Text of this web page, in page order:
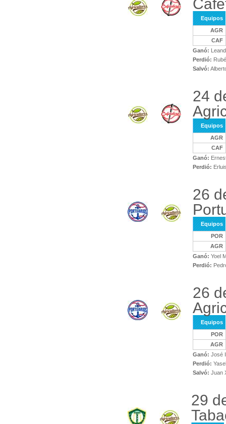
Equipos
AGR
CAF
Ganó:
Perdió:
Salvó:
24
Equipos
AGR
CAF
Ganó:
Perdió:
26
Equipos
POR
AGR
Ganó: Yoel
Perdió:
26
Equipos
POR
AGR
Ganó: José
Perdió:
Salvó: Juan
29